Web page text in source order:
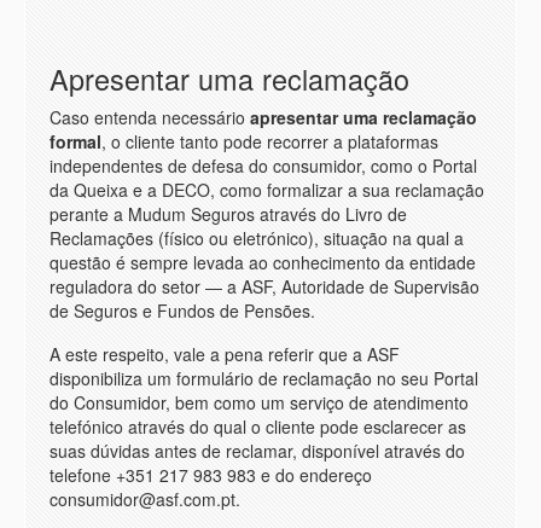
Apresentar uma reclamação
Caso entenda necessário apresentar uma reclamação
formal, o cliente tanto pode recorrer a plataformas
independentes de defesa do consumidor, como o Portal
da Queixa e a DECO, como formalizar a sua reclamação
perante a Mudum Seguros através do Livro de
Reclamações (físico ou eletrónico), situação na qual a
questão é sempre levada ao conhecimento da entidade
reguladora do setor — a ASF, Autoridade de Supervisão
de Seguros e Fundos de Pensões.
A este respeito, vale a pena referir que a ASF
disponibiliza um formulário de reclamação no seu Portal
do Consumidor, bem como um serviço de atendimento
telefónico através do qual o cliente pode esclarecer as
suas dúvidas antes de reclamar, disponível através do
telefone +351 217 983 983 e do endereço
consumidor@asf.com.pt.